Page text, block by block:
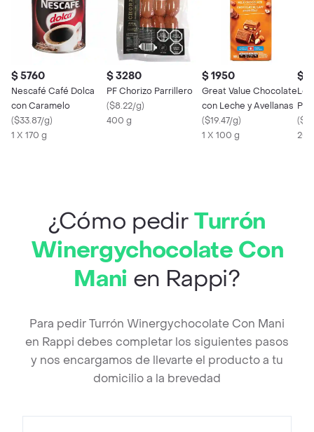
$ 5760
Nescafé Café Dolca
con Caramelo
($33.87/g)
1 X 170 g
$ 3280
PF Chorizo Parrillero
($8.22/g)
400 g
$ 1950
Great Value Chocolate
con Leche y Avellanas
($19.47/g)
1 X 100 g
$
(
¿Cómo pedirTurrón
Winergychocolate Con
Mani en Rappi?
Para pedir Turrón Winergychocolate Con Mani
en Rappi debes completar los siguientes pasos
y nos encargamos de llevarte el producto a tu
domicilio a la brevedad